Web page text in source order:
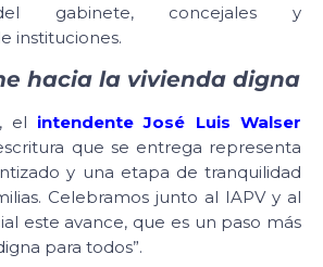
gabinete, concejales y
instituciones.
hacia la vivienda digna
el intendente José Luis Walser
que se entrega representa
y una etapa de tranquilidad
Celebramos junto al IAPV y al
este avance, que es un paso más
para todos”.